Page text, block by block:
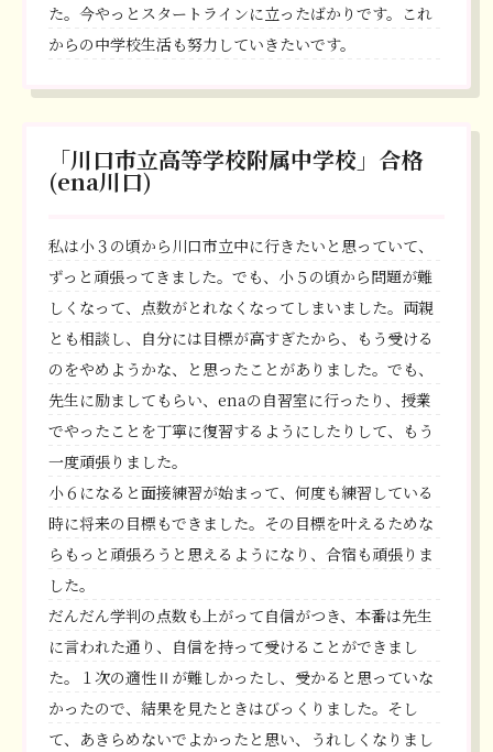
た。今やっとスタートラインに立ったばかりです。これ
からの中学校生活も努力していきたいです。
「川口市立高等学校附属中学校」合格
(ena川口)
私は小３の頃から川口市立中に行きたいと思っていて、
ずっと頑張ってきました。でも、小５の頃から問題が難
しくなって、点数がとれなくなってしまいました。両親
とも相談し、自分には目標が高すぎたから、もう受ける
のをやめようかな、と思ったことがありました。でも、
先生に励ましてもらい、enaの自習室に行ったり、授業
でやったことを丁寧に復習するようにしたりして、もう
一度頑張りました。
小６になると面接練習が始まって、何度も練習している
時に将来の目標もできました。その目標を叶えるためな
らもっと頑張ろうと思えるようになり、合宿も頑張りま
した。
だんだん学判の点数も上がって自信がつき、本番は先生
に言われた通り、自信を持って受けることができまし
た。１次の適性Ⅱが難しかったし、受かると思っていな
かったので、結果を見たときはびっくりました。そし
て、あきらめないでよかったと思い、うれしくなりまし